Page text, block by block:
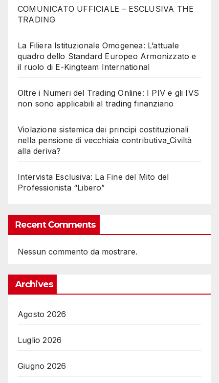
COMUNICATO UFFICIALE – ESCLUSIVA THE
TRADING
La Filiera Istituzionale Omogenea: L’attuale
quadro dello Standard Europeo Armonizzato e
il ruolo di E-Kingteam International
Oltre i Numeri del Trading Online: I PIV e gli IVS
non sono applicabili al trading finanziario
Violazione sistemica dei principi costituzionali
nella pensione di vecchiaia contributiva_Civiltà
alla deriva?
Intervista Esclusiva: La Fine del Mito del
Professionista “Libero”
Recent Comments
Nessun commento da mostrare.
Archives
Agosto 2026
Luglio 2026
Giugno 2026